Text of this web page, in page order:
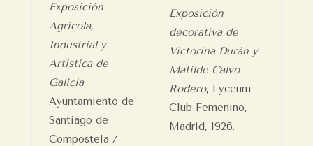
Exposición
Agrícola,
Industrial y
Artística de
Galicia,
Ayuntamiento de
Santiago de
Compostela /
Exposición
decorativa de
Victorina Durán y
Matilde Calvo
Rodero, Lyceum
Club Femenino,
Madrid, 1926.